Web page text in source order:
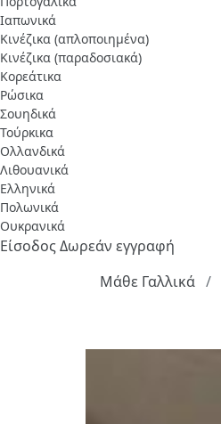
Ιαπωνικά
Κινέζικα (απλοποιημένα)
Κινέζικα (παραδοσιακά)
Κορεάτικα
Ρώσικα
Σουηδικά
Τούρκικα
Ολλανδικά
Λιθουανικά
Ελληνικά
Πολωνικά
Ουκρανικά
ΕίσοδοςΔωρεάν εγγραφή
Μάθε Γαλλικά